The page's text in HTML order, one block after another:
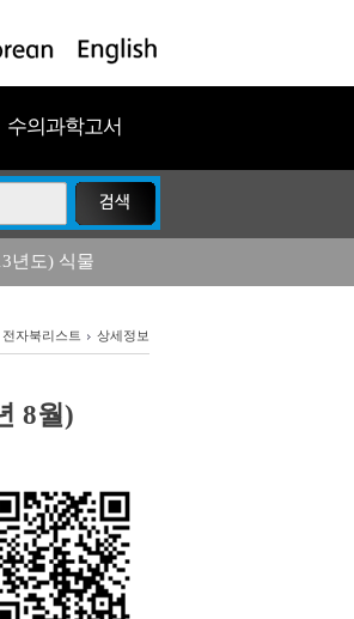
수의과학고서
년도) 식물
수산
전자북리스트 상세정보
8월)